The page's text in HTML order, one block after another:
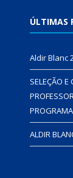
ÚLTIMAS
Aldir Blanc
SELEÇÃO
ALDIR